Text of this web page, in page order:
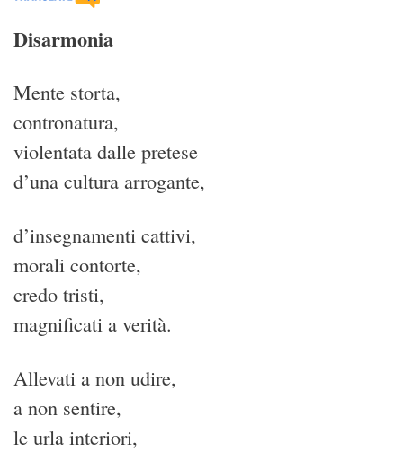
Disarmonia
Mente storta,
contronatura,
violentata dalle pretese
d’una cultura arrogante,
d’insegnamenti cattivi,
morali contorte,
credo tristi,
magnificati a verità.
Allevati a non udire,
a non sentire,
le urla interiori,